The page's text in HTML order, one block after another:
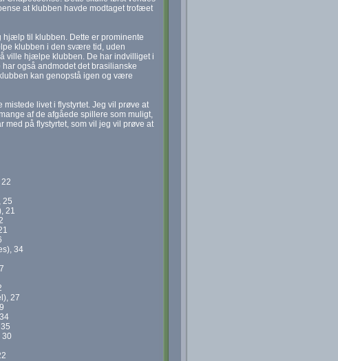
at klubben havde modtaget trofæet
hjælp til klubben. Dette er prominente
klubben i den svære tid, uden
ville hjælpe klubben. De har indvilliget i
også andmodet det brasilianske
kan genopstå igen og være
livet i flystyrtet. Jeg vil prøve at
af de afgåede spillere som muligt,
på flystyrtet, som vil jeg vil prøve at
25
21
34
27
30